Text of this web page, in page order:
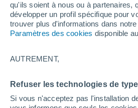
qu'ils soient à nous ou à partenaires,
développer un profil spécifique pour
trouver plus d'informations dans notre
Paramètres des cookies disponible
AUTREMENT,
Refuser les technologies de
Si vous n'acceptez pas l'installation
Aujourd´hui, 8 août